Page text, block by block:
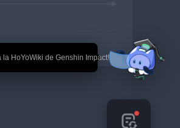
a la HoYoWiki de Genshin Impact!